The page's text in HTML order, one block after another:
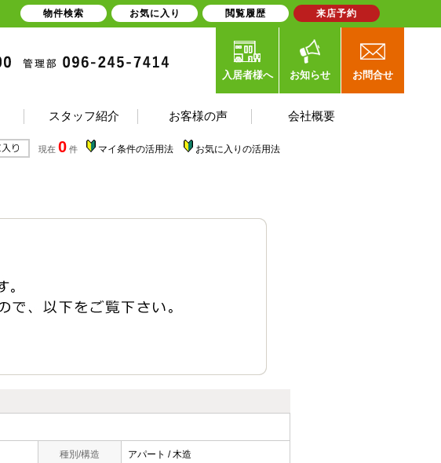
入居者様へ お知らせ お問合せ
スタッフ紹介 お客様の声 会社概要
現在 0 件 マイ条件の活用法 お気に入りの活用法
種別/構造 アパート / 木造
物件検索 お気に入り 閲覧履歴 来店予約